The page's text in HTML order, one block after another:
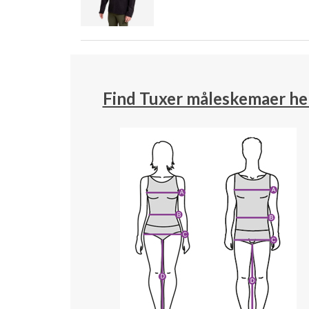
Find Tuxer måleskemaer